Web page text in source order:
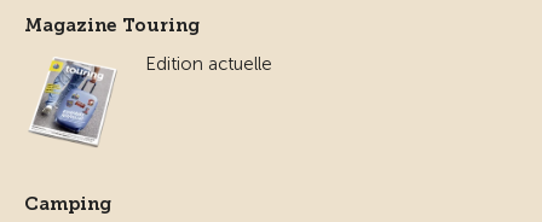
Magazine Touring
Edition actuelle
Camping